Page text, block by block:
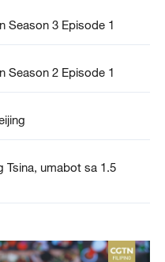
Season 3 Episode 1
Season 2 Episode 1
Tsina, umabot sa 1.5